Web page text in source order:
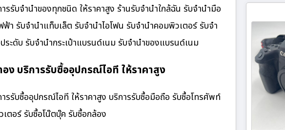
รับจำนำของทุกชนิด ให้ราคาสูง ร้านรับจํานําใกล้ฉัน รับจำนำมือ
า รับจำนำแท็บเล็ต รับจำนำไอโฟน รับจำนำคอมพิวเตอร์ รับจำ
ะดับ รับจำนำกระเป๋าแบรนด์เนม รับจำนำของแบรนด์เนม
ง บริการรับซื้ออุปกรณ์ไอที ให้ราคาสูง
รรับซื้ออุปกรณ์ไอที ให้ราคาสูง บริการรับซื้อมือถือ รับซื้อโทรศัพท์
ตอร์ รับซื้อโน๊ตบุ๊ค รับซื้อกล้อง